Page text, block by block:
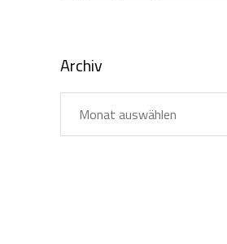
Archiv